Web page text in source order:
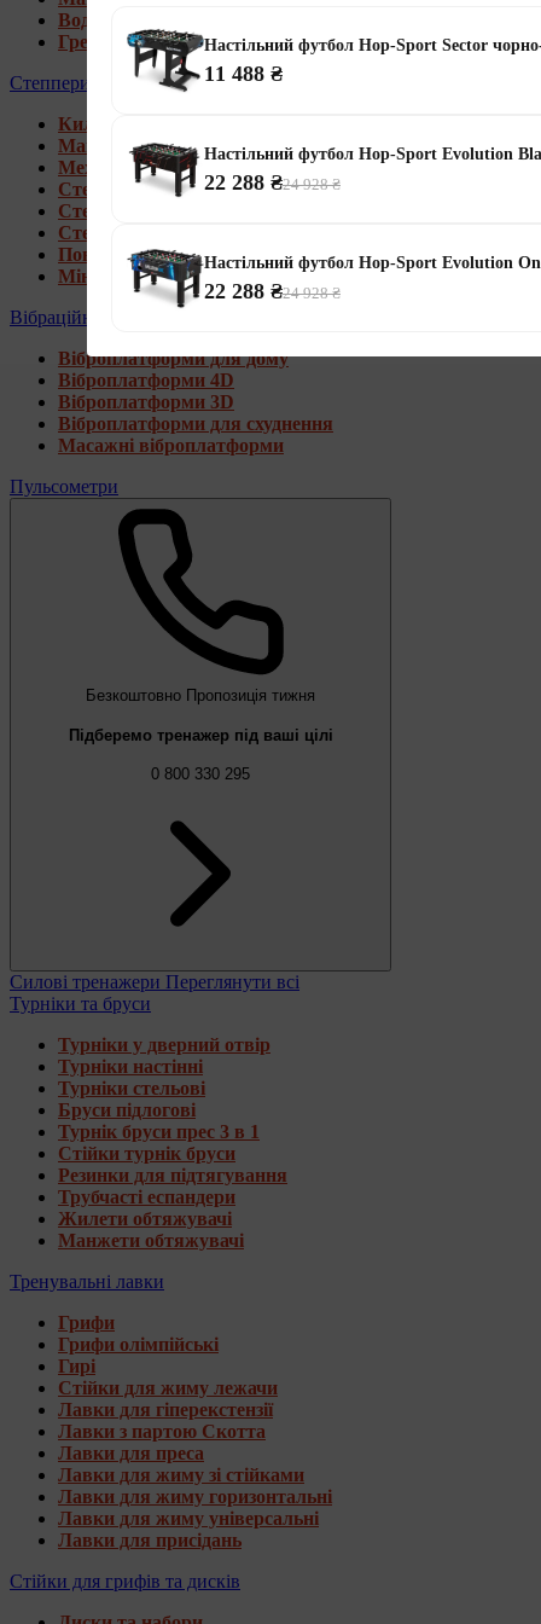
Водні гребні тренажери
Гребні тренажери для дому
Степпери
Килимки під тренажери
Магнітні степпери
Механічні степпери
Степпери зі стійкою
Степпери з еспандерами
Степпери з рукоятками
Поворотні степпери
Міні степпери
Вібраційні платформи
Віброплатформи для дому
Віброплатформи 4D
Віброплатформи 3D
Віброплатформи для схуднення
Масажні віброплатформи
Пульсометри
Безкоштовно Пропозиція тижня
Підберемо тренажер під ваші цілі
0 800 330 295
Силові тренажери Переглянути всі
Турніки та бруси
Турніки у дверний отвір
Турніки настінні
Турніки стельові
Бруси підлогові
Турнік бруси прес 3 в 1
Стійки турнік бруси
Резинки для підтягування
Трубчасті еспандери
Жилети обтяжувачі
Манжети обтяжувачі
Тренувальні лавки
Грифи
Грифи олімпійські
Гирі
Стійки для жиму лежачи
Лавки для гіперекстензії
Лавки з партою Скотта
Лавки для преса
Лавки для жиму зі стійками
Лавки для жиму горизонтальні
Лавки для жиму універсальні
Лавки для присідань
Стійки для грифів та дисків
Настільний футбол Hop-Sport Sector
11 488 ₴
Настільний футбол Hop-Sport Evolution
22 288 ₴24 928 ₴
Настільний футбол Hop-Sport Evolution
22 288 ₴24 928 ₴